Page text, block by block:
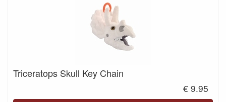
Triceratops Skull Key Chain
€ 9.95